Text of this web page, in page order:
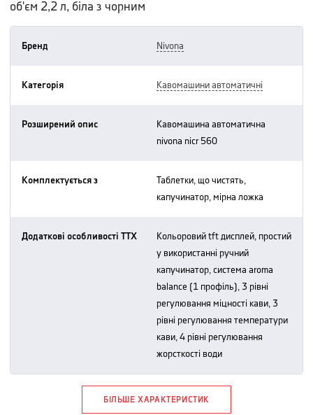
об'єм 2,2 л, біла з чорним
Бренд nivona
Категорія кавомашини автоматичні
Розширений опис
кавомашина автоматична
nivona nicr 560
Комплектується з
капучинатор, мірна ложка
Додаткові особливості ТТХ
кольоровий tft дисплей, простий
у використанні ручний
капучинатор, система aroma
balance (1 профіль), 3 рівні
регулювання міцності кави, 3
рівні регулювання температури
кави, 4 рівні регулювання
жорсткості води
БІЛЬШЕ ХАРАКТЕРИСТИК